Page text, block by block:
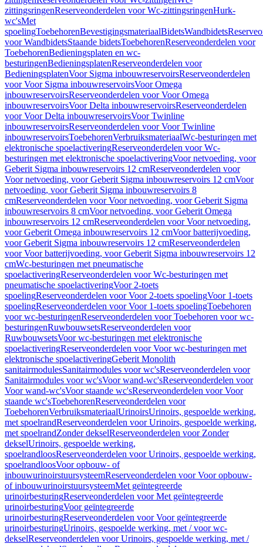
zittingsringenReserveonderdelen voor Wc-zittingsringenHurk-
wc'sMet
spoelingToebehorenBevestigingsmateriaalBidetsWandbidets
voor WandbidetsStaande bidetsToebehorenReserveonderdelen voor
ToebehorenBedieningsplaten en wc-
besturingenBedieningsplatenReserveonderdelen voor
BedieningsplatenVoor Sigma inbouwreservoirsReserveonderdelen
voor Voor Sigma inbouwreservoirsVoor Omega
inbouwreservoirsReserveonderdelen voor Voor Omega
inbouwreservoirsVoor Delta inbouwreservoirsReserveonderdelen
voor Voor Delta inbouwreservoirsVoor Twinline
inbouwreservoirsReserveonderdelen voor Voor Twinline
inbouwreservoirsToebehorenVerbruiksmateriaalWc-besturingen met
elektronische spoelactiveringReserveonderdelen voor Wc-
besturingen met elektronische spoelactiveringVoor netvoeding, voor
Geberit Sigma inbouwreservoirs 12 cmReserveonderdelen voor
Voor netvoeding, voor Geberit Sigma inbouwreservoirs 12 cmVoor
netvoeding, voor Geberit Sigma inbouwreservoirs 8
cmReserveonderdelen voor Voor netvoeding, voor Geberit Sigma
inbouwreservoirs 8 cmVoor netvoeding, voor Geberit Omega
inbouwreservoirs 12 cmReserveonderdelen voor Voor netvoeding,
voor Geberit Omega inbouwreservoirs 12 cmVoor batterijvoeding,
voor Geberit Sigma inbouwreservoirs 12 cmReserveonderdelen
voor Voor batterijvoeding, voor Geberit Sigma inbouwreservoirs 12
cmWc-besturingen met pneumatische
spoelactiveringReserveonderdelen voor Wc-besturingen met
pneumatische spoelactiveringVoor 2-toets
spoelingReserveonderdelen voor Voor 2-toets spoelingVoor 1-toets
spoelingReserveonderdelen voor Voor 1-toets spoelingToebehoren
voor wc-besturingenReserveonderdelen voor Toebehoren voor wc-
besturingenRuwbouwsetsReserveonderdelen voor
RuwbouwsetsVoor wc-besturingen met elektronische
spoelactiveringReserveonderdelen voor Voor wc-besturingen met
elektronische spoelactiveringGeberit Monolith
sanitairmodulesSanitairmodules voor wc'sReserveonderdelen voor
Sanitairmodules voor wc'sVoor wand-wc'sReserveonderdelen voor
Voor wand-wc'sVoor staande wc'sReserveonderdelen voor Voor
staande wc'sToebehorenReserveonderdelen voor
ToebehorenVerbruiksmateriaalUrinoirsUrinoirs, gespoelde werking,
met spoelrandReserveonderdelen voor Urinoirs, gespoelde werking,
met spoelrandZonder dekselReserveonderdelen voor Zonder
dekselUrinoirs, gespoelde werking,
spoelrandloosReserveonderdelen voor Urinoirs, gespoelde werking,
spoelrandloosVoor opbouw- of
inbouwurinoirstuursysteemReserveonderdelen voor Voor opbouw-
of inbouwurinoirstuursysteemMet geïntegreerde
urinoirbesturingReserveonderdelen voor Met geïntegreerde
urinoirbesturingVoor geïntegreerde
urinoirbesturingReserveonderdelen voor Voor geïntegreerde
urinoirbesturingUrinoirs, gespoelde werking, met / voor wc-
dekselReserveonderdelen voor Urinoirs, gespoelde werking, met /